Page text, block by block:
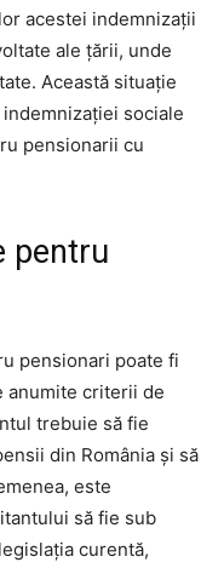
acestei indemnizații
ale țării, unde
Această situație
sociale
pensionarii cu
pentru
pensionari poate fi
anumite criterii de
trebuie să fie
din România și să
este
să fie sub
curentă,